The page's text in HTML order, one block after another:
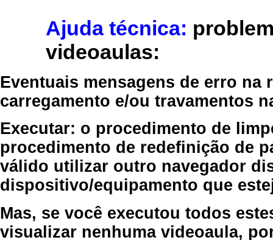
Ajuda técnica:
videoaulas:
Eventuais mensagens de erro
carregamento e/ou travamentos
Executar: o procedimento de
procedimento de redefinição de
válido utilizar outro navegador
dispositivo/equipamento que
Mas, se você executou todos
visualizar nenhuma videoaula,